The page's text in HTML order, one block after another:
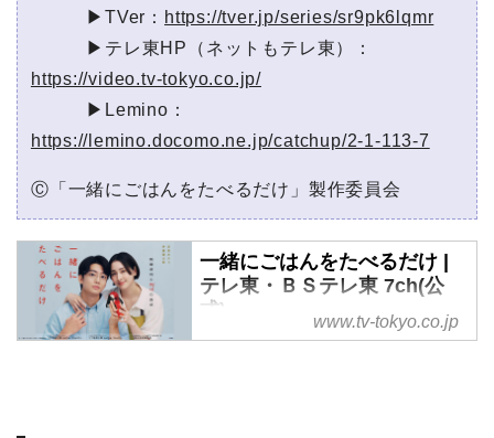
▶TVer： https://tver.jp/series/sr9pk6lqmr
▶テレ東HP（ネットもテレ東）：
https://video.tv-tokyo.co.jp/
▶Lemino：
https://lemino.docomo.ne.jp/catchup/2-1-113-7
Ⓒ「一緒にごはんをたべるだけ」製作委員会
一緒にごはんをたべるだけ |
テレ東・ＢＳテレ東 7ch(公
式)
テレ東 「一緒にごはんをたべ
www.tv-tokyo.co.jp